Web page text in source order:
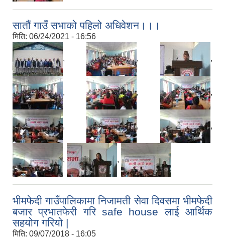
सातौं गाउँ सभाको पहिलो अधिवेशन।।।
मिति: 06/24/2021 - 16:56
, , ,
, , ,
, , ,
, ,
भीमफेदी गाउँपालिकामा निजामती सेवा दिवसमा भीमफेदी
बजार प्रभातफेरी गरि safe house लाई आर्थिक
सहयोग गरियो |
मिति: 09/07/2018 - 16:05